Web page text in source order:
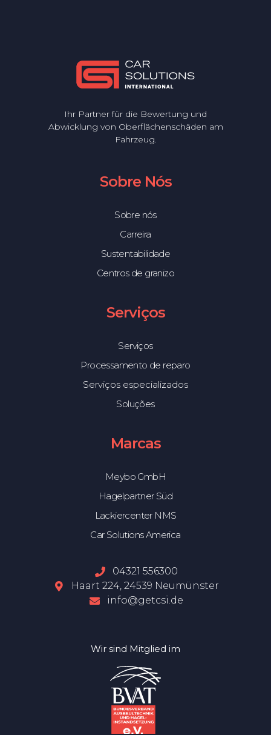
Ihr Partner für die Bewertung und
Abwicklung von Oberflächenschäden am
Fahrzeug.
Sobre Nós
Sobre nós
Carreira
Sustentabilidade
Centros de granizo
Serviços
Serviços
Processamento de reparo
Serviços especializados
Soluções
Marcas
Meybo GmbH
Hagelpartner Süd
Lackiercenter NMS
Car Solutions America
04321 556300
Haart 224, 24539 Neumünster
info@getcsi.de
Wir sind Mitglied im